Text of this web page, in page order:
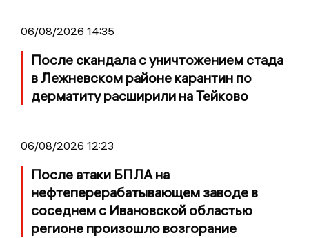
06/08/2026 14:35
После скандала с уничтожением стада
в Лежневском районе карантин по
дерматиту расширили на Тейково
06/08/2026 12:23
После атаки БПЛА на
нефтеперерабатывающем заводе в
соседнем с Ивановской областью
регионе произошло возгорание